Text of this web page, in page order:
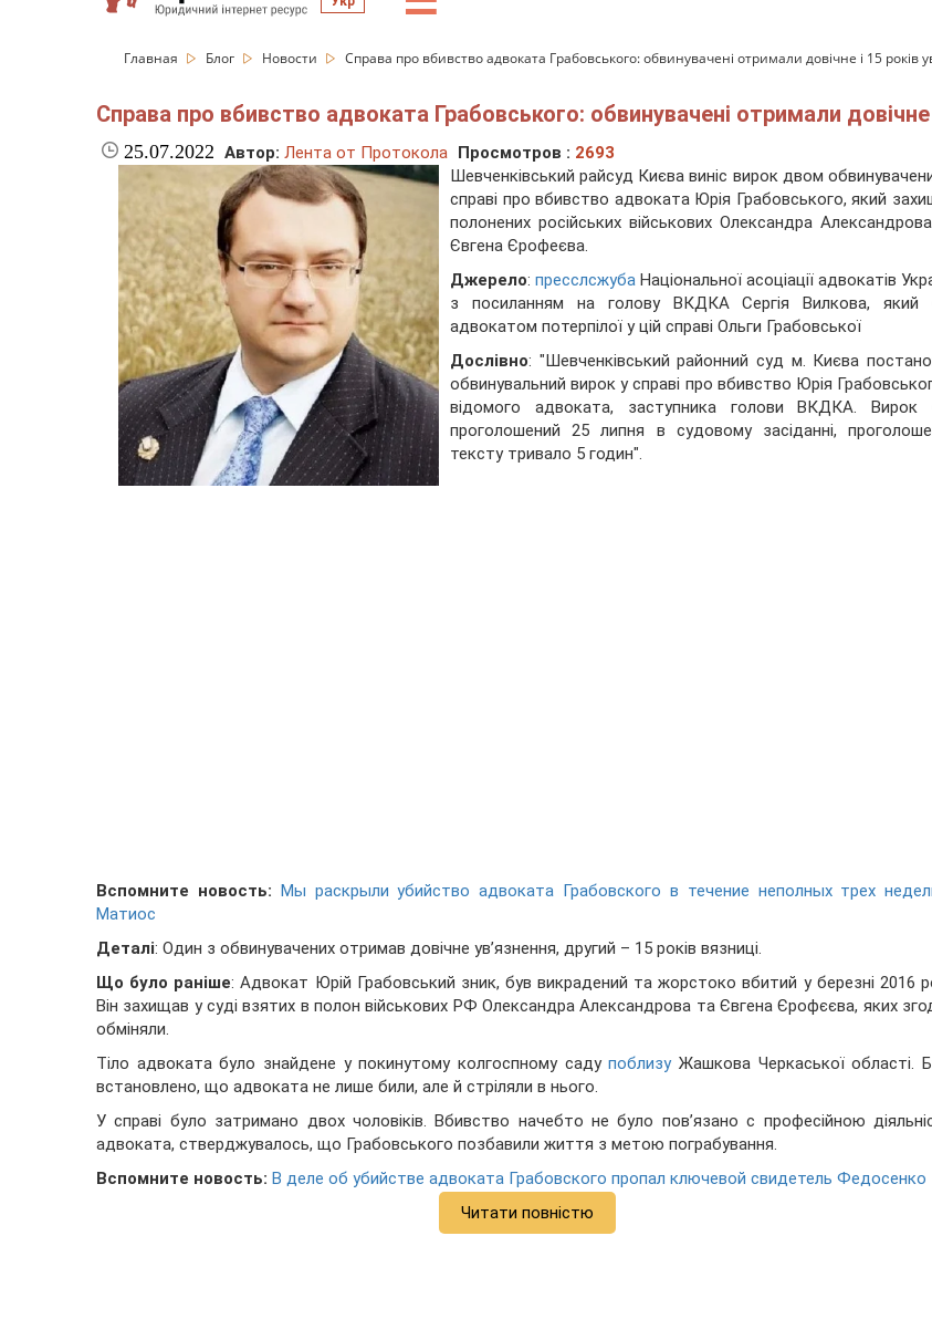
Главная Блог Новости Справа про вбивство адвоката Грабовського: обвинувачені отримали довічне і 15 років
Справа про вбивство адвоката Грабовського: обвинувачені отримали довічне
25.07.2022 Автор: Лента от Протокола Просмотров : 2693
Шевченківський райсуд Києва виніс вирок двом
справі про вбивство адвоката Юрія Грабовського, який
полонених російських військових Олександра
Євгена Єрофеєва.
Джерело: пресслсжуба Національної асоціації адвокатів
з посиланням на голову ВКДКА Сергія Вилкова, який
адвокатом потерпілої у цій справі Ольги Грабовської
Дослівно: "Шевченківський районний суд м. Києва
обвинувальний вирок у справі про вбивство Юрія
відомого адвоката, заступника голови ВКДКА. Вирок
проголошений 25 липня в судовому засіданні,
тексту тривало 5 годин".
Вспомните новость:
Мы раскрыли убийство адвоката Грабовского в течение неполных трех
Матиос
Деталі: Один з обвинувачених отримав довічне ув’язнення, другий – 15 років вязниці.
Що було раніше: Адвокат Юрій Грабовський зник, був викрадений та жорстоко вбитий у березні 2016
Він захищав у суді взятих в полон військових РФ Олександра Александрова та Євгена Єрофєєва, яких
обміняли.
Тіло адвоката було знайдене у покинутому колгоспному садупоблизуЖашкова Черкаської області.
встановлено, що адвоката не лише били, але й стріляли в нього.
У справі було затримано двох чоловіків. Вбивство начебто не було пов’язано с професійною
адвоката, стверджувалось, що Грабовського позбавили життя з метою пограбування.
Вспомните новость: В деле об убийстве адвоката Грабовского пропал ключевой свидетель Федосенко
Читати повністю